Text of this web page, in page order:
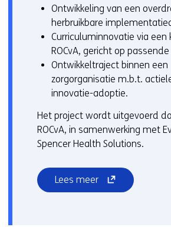
a
a
r
e
e
n
a
n
d
e
e
w
Ontwikkeling van een
herbruikbare
Curriculuminnovatie via een
ROCvA, gericht op passende
Ontwikkeltraject binnen een
zorgorganisatie m.b.t.
innovatie-adoptie.
Het project wordt uitgevoerd
ROCvA, in samenwerking met
Spencer Health Solutions.
Lees meer(opent
in